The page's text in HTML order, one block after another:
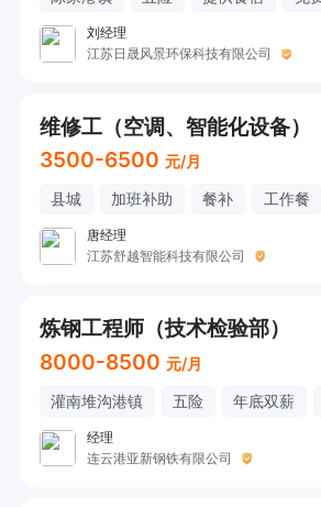
刘经理
江苏日晟风景环保科技有限公司
维修工（空调、智能化设备）
3500-6500 元/月
县城 加班补助 餐补 工作餐
唐经理
江苏舒越智能科技有限公司
炼钢工程师（技术检验部）
8000-8500 元/月
灌南堆沟港镇 五险 年底双薪
经理
连云港亚新钢铁有限公司